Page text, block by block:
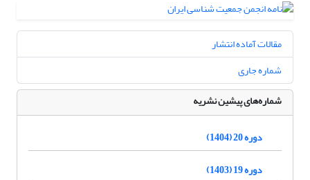
مقالات آماده انتشار
شماره جاری
شماره‌های پیشین نشریه
دوره 20 (1404)
دوره 19 (1403)